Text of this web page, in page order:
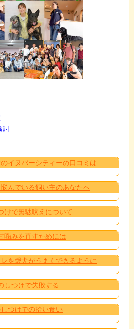
討
イヌバーシティーの口コミは
んでいる飼い主のあなたへ
けで無駄吠えについて
噛みを直すためには
を愛犬がうまくできるように
しつけで失敗する
つけでの拾い食い